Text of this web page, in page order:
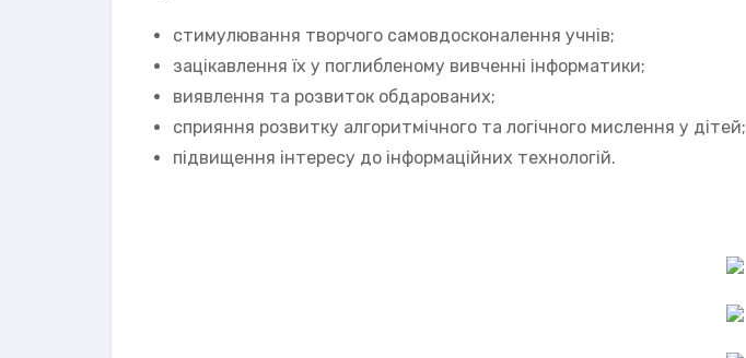
стимулювання творчого самовдосконалення учнів;
зацікавлення їх у поглибленому вивченні інформатики;
виявлення та розвиток обдарованих;
сприяння розвитку алгоритмічного та логічного мислення у дітей;
підвищення інтересу до інформаційних технологій.